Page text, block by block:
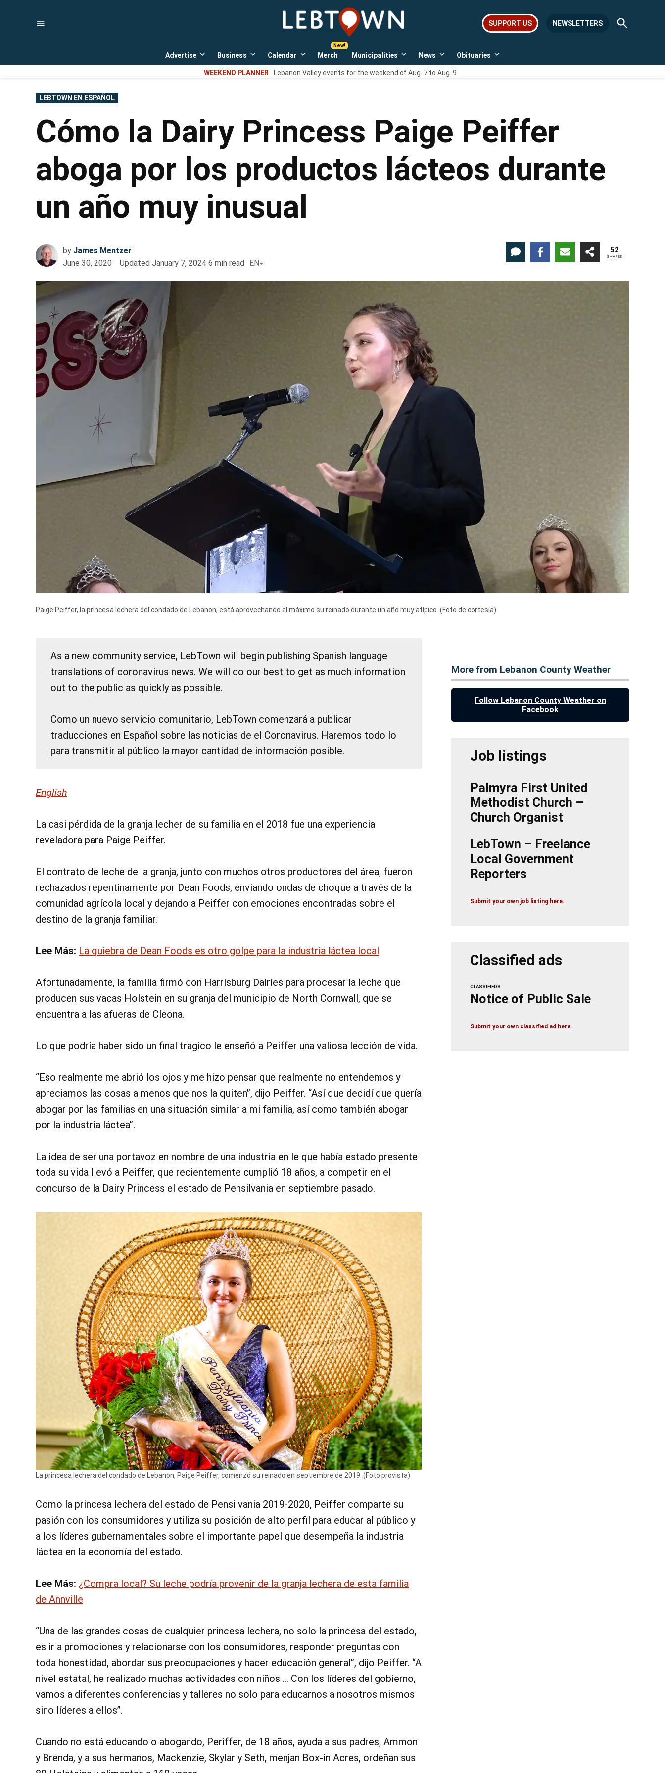
LebTown
Lebanon
news,
events,
SUPPORT US NEWSLETTERS
Open
Search
Advertise
Open
dropdown
menu
Business
Open
dropdown
menu
Calendar
Open
dropdown
menu
Merch Municipalities
Open
dropdown
menu
News
Open
dropdown
menu
Obituaries
Open
WEEKEND PLANNER Lebanon Valley events for the weekend of Aug. 7 to Aug. 9
POSTED
IN
LEBTOWN EN ESPAÑOL
Cómo la Dairy Princess Paige Peiffer
aboga por los productos lácteos durante
un año muy inusual
by James Mentzer
June 30, 2020
Updated January 7, 2024 6 min read EN
52
SHARES
Paige Peiffer, la princesa lechera del condado de Lebanon, está aprovechando al máximo su reinado durante un año muy atípico. (Foto de cortesía)
As a new community service, LebTown will begin publishing Spanish language
translations of coronavirus news. We will do our best to get as much information
out to the public as quickly as possible.
Como un nuevo servicio comunitario, LebTown comenzará a publicar
traducciones en Español sobre las noticias de el Coronavirus. Haremos todo lo
para transmitir al público la mayor cantidad de información posible.
English
La casi pérdida de la granja lecher de su familia en el 2018 fue una experiencia
reveladora para Paige Peiffer.
El contrato de leche de la granja, junto con muchos otros productores del área, fueron
rechazados repentinamente por Dean Foods, enviando ondas de choque a través de la
comunidad agrícola local y dejando a Peiffer con emociones encontradas sobre el
destino de la granja familiar.
Lee Más: La quiebra de Dean Foods es otro golpe para la industria láctea local
Afortunadamente, la familia firmó con Harrisburg Dairies para procesar la leche que
producen sus vacas Holstein en su granja del municipio de North Cornwall, que se
encuentra a las afueras de Cleona.
Lo que podría haber sido un final trágico le enseñó a Peiffer una valiosa lección de vida.
“Eso realmente me abrió los ojos y me hizo pensar que realmente no entendemos y
apreciamos las cosas a menos que nos la quiten”, dijo Peiffer. “Así que decidí que quería
abogar por las familias en una situación similar a mi familia, así como también abogar
por la industria láctea”.
La idea de ser una portavoz en nombre de una industria en le que había estado presente
toda su vida llevó a Peiffer, que recientemente cumplió 18 años, a competir en el
concurso de la Dairy Princess el estado de Pensilvania en septiembre pasado.
La princesa lechera del condado de Lebanon, Paige Peiffer, comenzó su reinado en septiembre de 2019. (Foto provista)
Como la princesa lechera del estado de Pensilvania 2019-2020, Peiffer comparte su
pasión con los consumidores y utiliza su posición de alto perfil para educar al público y
a los líderes gubernamentales sobre el importante papel que desempeña la industria
láctea en la economía del estado.
Lee Más: ¿Compra local? Su leche podría provenir de la granja lechera de esta familia
de Annville
“Una de las grandes cosas de cualquier princesa lechera, no solo la princesa del estado,
es ir a promociones y relacionarse con los consumidores, responder preguntas con
toda honestidad, abordar sus preocupaciones y hacer educación general”, dijo Peiffer. “A
nivel estatal, he realizado muchas actividades con niños … Con los líderes del gobierno,
vamos a diferentes conferencias y talleres no solo para educarnos a nosotros mismos
sino líderes a ellos”.
Cuando no está educando o abogando, Periffer, de 18 años, ayuda a sus padres, Ammon
y Brenda, y a sus hermanos, Mackenzie, Skylar y Seth, menjan Box-in Acres, ordeñan sus
More from Lebanon County Weather
Follow Lebanon County Weather on
Facebook
Job listings
Palmyra First United
Methodist Church –
Church Organist
LebTown – Freelance
Local Government
Reporters
Submit your own job listing here.
Classified ads
CLASSIFIEDS
Notice of Public Sale
Submit your own classified ad here.